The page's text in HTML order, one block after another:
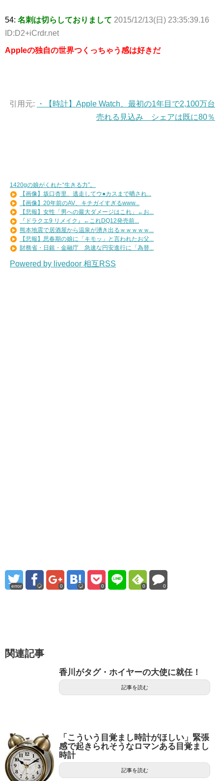
54: 名刺は切らしておりまして 2015/12/13(日) 23:35:39.16
ID:D2+iCrdr.net
Appleの独自の世界つくっちゃう感は好きだ
引用元:
・【時計】Apple Watch、最初の1年目で2,100万台
売れる見込み シェアは既に80％
1420gの娘がくれた“生きる力”。
【画像】坂口杏里、逃走してウ●カスまで晒され...
【画像】20年前のAV、キチガイすぎるwww...
【悲報】女性「男への最大ダメージはこれ」←お...
『ドラクエ9 リメイク』←これDQ12発売前...
熊本地震で居酒屋から温泉が湧き出るｗｗｗｗｗ...
【悲報】思春期の娘に「キモッ」と言われたお父...
財務省・日銀・金融庁 急速な円安進行に「為替...
Powered by livedoor 相互RSS
error 0 0 0 0
関連記事
香川がタグ・ホイヤーの大使に就任！
記事を読む
「こういう目覚まし時計がほしい」緊張
感で起きられそうなロマンある目覚まし
時計
記事を読む